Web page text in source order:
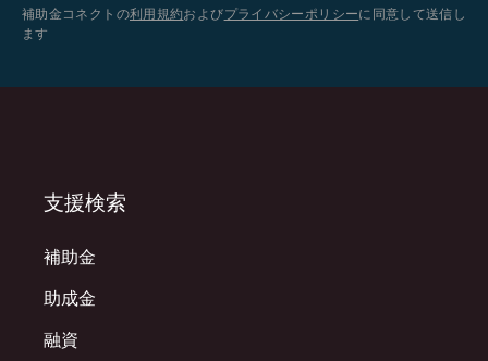
補助金コネクトの利用規約およびプライバシーポリシーに同意して送信し
ます
支援検索
補助金
助成金
融資